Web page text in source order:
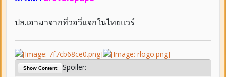
ปล.เอามาจากที่วอวี่แจกในไทยแวร์
Show Content Spoiler: